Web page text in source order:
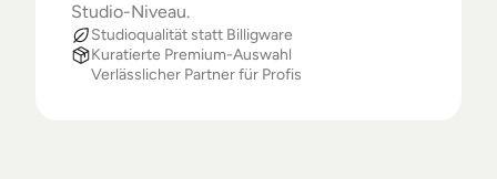
Studio-Niveau.
Studioqualität statt Billigware
Kuratierte Premium-Auswahl
Verlässlicher Partner für Profis